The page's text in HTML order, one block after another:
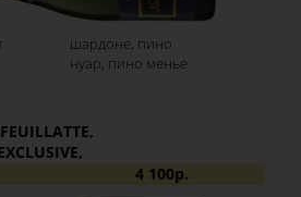
4 100р.
шардоне, пино
нуар, пино менье